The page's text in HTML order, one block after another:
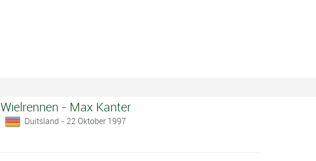
Wielrennen - Max Kanter
Duitsland - 22 Oktober 1997